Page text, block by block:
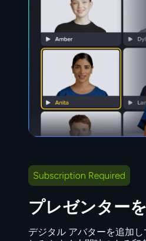
プレゼンター
デジタル アバターを追加